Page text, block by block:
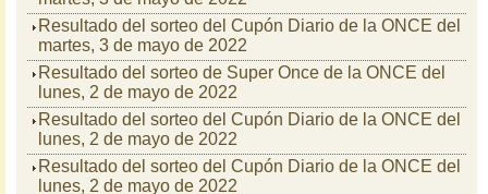
Resultado del sorteo del Cupón Diario de la ONCE del
martes, 3 de mayo de 2022
Resultado del sorteo de Super Once de la ONCE del
lunes, 2 de mayo de 2022
Resultado del sorteo del Cupón Diario de la ONCE del
lunes, 2 de mayo de 2022
Resultado del sorteo del Cupón Diario de la ONCE del
lunes, 2 de mayo de 2022